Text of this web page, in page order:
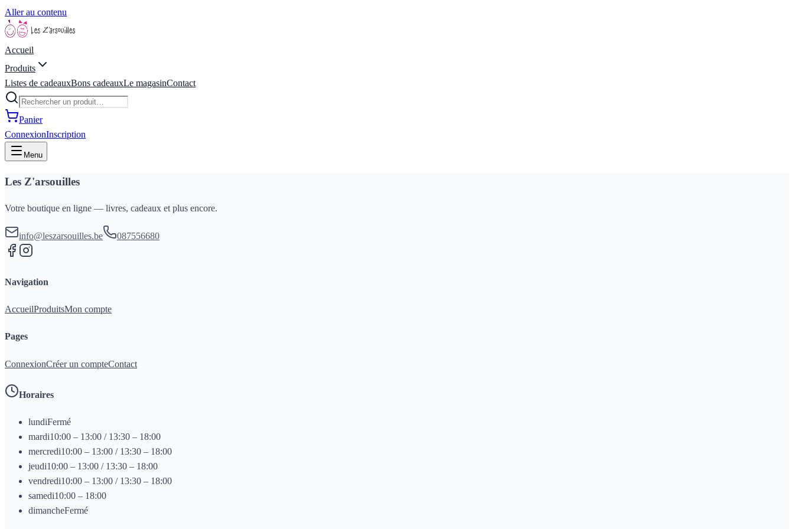
Aller au contenu
Accueil
Produits
Listes de cadeauxBons cadeauxLe magasinContact
Panier
ConnexionInscription
Menu
Les Z'arsouilles
Votre boutique en ligne — livres, cadeaux et plus encore.
info@leszarsouilles.be 087556680
Navigation
AccueilProduitsMon compte
Pages
ConnexionCréer un compteContact
Horaires
lundiFermé
mardi10:00 – 13:00 / 13:30 – 18:00
mercredi10:00 – 13:00 / 13:30 – 18:00
jeudi10:00 – 13:00 / 13:30 – 18:00
vendredi10:00 – 13:00 / 13:30 – 18:00
samedi10:00 – 18:00
dimancheFermé